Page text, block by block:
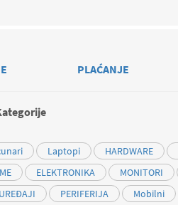
PLAĆANJE
Laptopi HARDWARE
ELEKTRONIKA MONITORI
PERIFERIJA Mobilni